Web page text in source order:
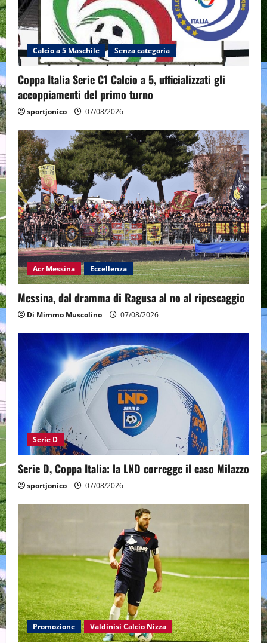
Calcio a 5 Maschile Senza categoria
Coppa Italia Serie C1 Calcio a 5, ufficializzati gli
accoppiamenti del primo turno
sportjonico 07/08/2026
Acr Messina Eccellenza
Messina, dal dramma di Ragusa al no al ripescaggio
Di Mimmo Muscolino 07/08/2026
Serie D
Serie D, Coppa Italia: la LND corregge il caso Milazzo
sportjonico 07/08/2026
Promozione Valdinisi Calcio Nizza